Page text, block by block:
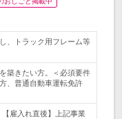
、トラック用フレーム等
築きたい方。＜必須要件
、普通自動車運転免許
雇入れ直後】上記事業